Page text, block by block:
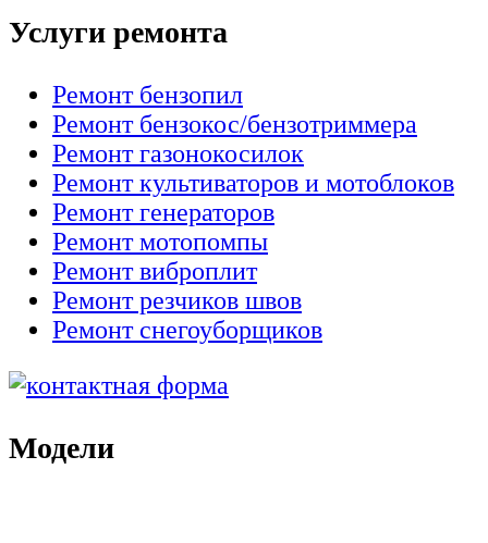
Услуги ремонта
Ремонт бензопил
Ремонт бензокос/бензотриммера
Ремонт газонокосилок
Ремонт культиваторов и мотоблоков
Ремонт генераторов
Ремонт мотопомпы
Ремонт виброплит
Ремонт резчиков швов
Ремонт снегоуборщиков
Модели